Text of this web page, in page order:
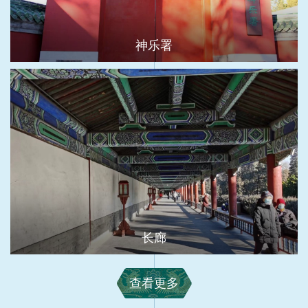
神乐署
长廊
查看更多